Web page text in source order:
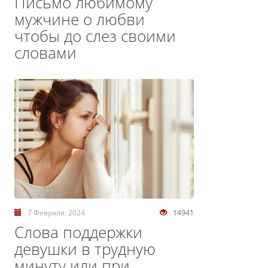
мужчине о любви
чтобы до слез своими
словами
14941
7 Февраля, 2024
Слова поддержки
девушки в трудную